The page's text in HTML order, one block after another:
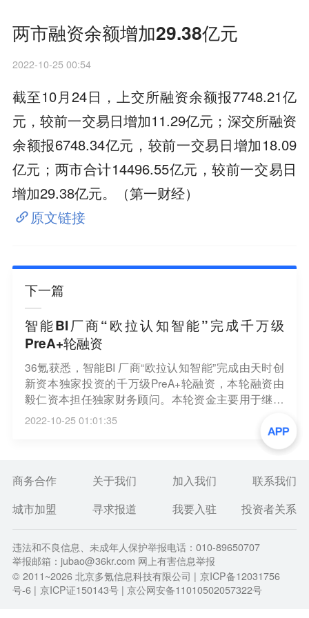
两市融资余额增加29.38亿元
2022-10-25 00:54
截至10月24日，上交所融资余额报7748.21亿
元，较前一交易日增加11.29亿元；深交所融资
余额报6748.34亿元，较前一交易日增加18.09
亿元；两市合计14496.55亿元，较前一交易日
增加29.38亿元。（第一财经）
原文链接
下一篇
智能BI厂商“欧拉认知智能”完成千万级
PreA+轮融资
36氪获悉，智能BI 厂商“欧拉认知智能”完成由天时创
新资本独家投资的千万级PreA+轮融资，本轮融资由
毅仁资本担任独家财务顾问。本轮资金主要用于继续
提高图计算引擎的能力，加快产品迭代和进一步拓展
2022-10-25 01:01:35
商务合作 关于我们 加入我们
联系我们
城市加盟
寻求报道 我要入驻 投资者关系
违法和不良信息、未成年人保护举报电话：010-89650707
举报邮箱：jubao@36kr.com 网上有害信息举报
© 2011~2026北京多氪信息科技有限公司 | 京ICP备12031756
号-6 | 京ICP证150143号 | 京公网安备11010502057322号